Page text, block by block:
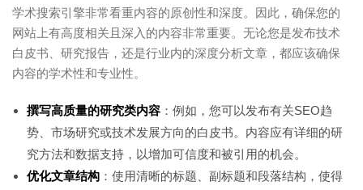
学术搜索引擎非常看重内容的原创性和深度。因此，确保您的
网站上有高度相关且深入的内容非常重要。无论您是发布技术
白皮书、研究报告，还是行业内的深度分析文章，都应该确保
内容的学术性和专业性。
撰写高质量的研究类内容 ：例如，您可以发布有关SEO趋
势、市场研究或技术发展方向的白皮书。内容应有详细的研
究方法和数据支持，以增加可信度和被引用的机会。
优化文章结构 ：使用清晰的标题、副标题和段落结构，使得